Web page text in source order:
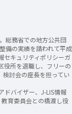
総務省での地方公共団
備の実績を請われて平成
セキュリティポリシーガ
役所を退職し、フリーの
討会の座長を担ってい
ドバイザー、J-LIS情報
育委員会との橋渡し役